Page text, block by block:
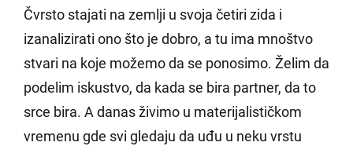
Čvrsto stajati na zemlji u svoja četiri zida i
izanalizirati ono što je dobro, a tu ima mnoštvo
stvari na koje možemo da se ponosimo. Želim da
podelim iskustvo, da kada se bira partner, da to
srce bira. A danas živimo u materijalističkom
vremenu gde svi gledaju da uđu u neku vrstu